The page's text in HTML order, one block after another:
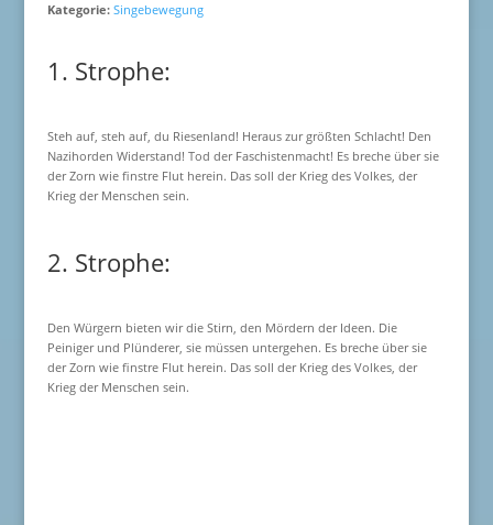
Kategorie: Singebewegung
1. Strophe:
Steh auf, steh auf, du Riesenland! Heraus zur größten Schlacht! Den
Nazihorden Widerstand! Tod der Faschistenmacht! Es breche über sie
der Zorn wie finstre Flut herein. Das soll der Krieg des Volkes, der
Krieg der Menschen sein.
2. Strophe:
Den Würgern bieten wir die Stirn, den Mördern der Ideen. Die
Peiniger und Plünderer, sie müssen untergehen. Es breche über sie
der Zorn wie finstre Flut herein. Das soll der Krieg des Volkes, der
Krieg der Menschen sein.